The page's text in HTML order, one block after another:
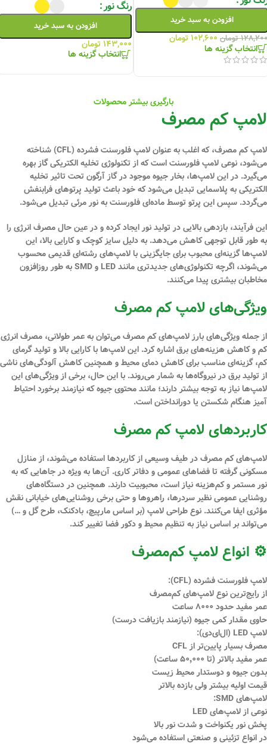
رنگ نور
افزودن به سبد خرید
۱۴۳,۰۰۰ تومان
انتخاب گزینه ها
افزودن به سبد خرید
تومان ۱۰۲,۶۰۰ تومان
انتخاب گزینه ها
بارگیری بیشتر محصولات
لامپ کم مصرف
لامپ کم مصرف، که اغلب به عنوان لامپ فلورسنت فشرده (CFL) شناخته
می‌شود، نوعی لامپ فلورسنت است که از تکنولوژی تخلیه الکتریکی گاز بهره
می‌گیرد. در این لامپ‌ها، بخار جیوه موجود در گاز آرگون تحت تاثیر تخلیه
الکتریکی به پلاسمایی تبدیل می‌شود که خود باعث تولید پرتوهای فرابنفش
می‌گردد. سپس این پرتو توسط ماده‌ای فلورسنت به نور مرئی تبدیل می‌شود.
این فرآیند، بازدهی بالایی در تولید نور ایجاد کرده و در عین حال مصرف انرژی را
به طور قابل توجهی کاهش می‌دهد. به دلیل سایز کوچک و کارایی بالا، این
لامپ‌ها گزینه‌ای محبوب برای جایگزینی با لامپ‌های رشته‌ای قدیمی محسوب
می‌شوند، اگرچه تکنولوژی‌های جدیدتری مانند LED و SMD به طور روزافزون
مخاطبان بیشتری پیدا می‌کنند.
ویژگی‌های لامپ کم مصرف
از جمله ویژگی‌های بارز لامپ‌های کم مصرف می‌توان به عمر طولانی، مصرف انرژی
کم و کاهش هزینه‌های برق اشاره کرد. این لامپ‌ها با کارایی بالا و تولید گرمای
کم، گزینه‌ای مناسب برای کاهش دمای محیط و همچنین کاهش آلودگی‌های ناشی
از تولید برق در نیروگاه‌ها به شمار می‌روند. با این حال، برخی از ویژگی‌های این
لامپ‌ها نیاز به توجه بیشتر دارند؛ مانند محتوی جیوه که نیازمند برخورد احتیاط‌
آمیز هنگام شکستن یا دورانداختن است.
کاربردهای لامپ کم مصرف
لامپ‌های کم مصرف در طیف وسیعی از کاربردها استفاده می‌شوند، از منازل
مسکونی گرفته تا فضاهای عمومی و دفاتر کاری. آن‌ها به ویژه در جاهایی که به
نور مستمر و کم‌هزینه نیاز است، محبوبیت دارند. همچنین در دستگاه‌های
روشنایی عمومی نظیر سردرها، راهروها و حتی برخی روشنایی‌های خیابانی نقش
مؤثری ایفا می‌کنند. نوع طراحی لامپ (بر اساس مارپیچ، بادکنک، طرح گل و …)
می‌تواند بر اساس نیاز به تنظیم محیط و دکور فضا تغییر کند.
⚙️ انواع لامپ کم‌مصرف
لامپ فلورسنت فشرده (CFL):
از رایج‌ترین نوع لامپ‌های کم‌مصرف
عمر مفید حدود ۸۰۰۰ ساعت
حاوی مقدار کمی جیوه (نیازمند بازیافت درست)
لامپ LED (ال‌ای‌دی):
مصرف بسیار پایین‌تر از CFL
عمر مفید بالاتر (تا ۵۰٬۰۰۰ ساعت)
بدون جیوه و دوستدار محیط زیست
قیمت اولیه بیشتر ولی بازده بالاتر
لامپ‌های SMD:
نوعی از لامپ‌های LED
پخش نور یکنواخت و شدت نور بالا
در انواع تزئینی و صنعتی استفاده می‌شود